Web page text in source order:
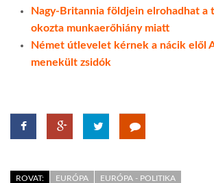
Nagy-Britannia földjein elrohadhat a
okozta munkaerőhiány miatt
Német útlevelet kérnek a nácik elől
menekült zsidók
ROVAT: EURÓPA
EURÓPA - POLITIKA